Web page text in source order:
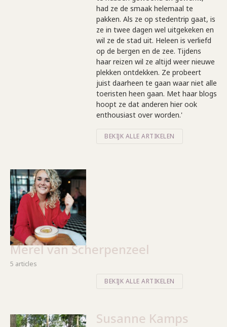
had ze de smaak helemaal te
pakken. Als ze op stedentrip gaat, is
ze in twee dagen wel uitgekeken en
wil ze de stad uit. Heleen is verliefd
op de bergen en de zee. Tijdens
haar reizen wil ze altijd weer nieuwe
plekken ontdekken. Ze probeert
juist daarheen te gaan waar niet alle
toeristen heen gaan. Met haar blogs
hoopt ze dat anderen hier ook
enthousiast over worden.'
BEKIJK ALLE ARTIKELEN
Merel van Scherpenzeel
5 articles
BEKIJK ALLE ARTIKELEN
Susanne Kamps